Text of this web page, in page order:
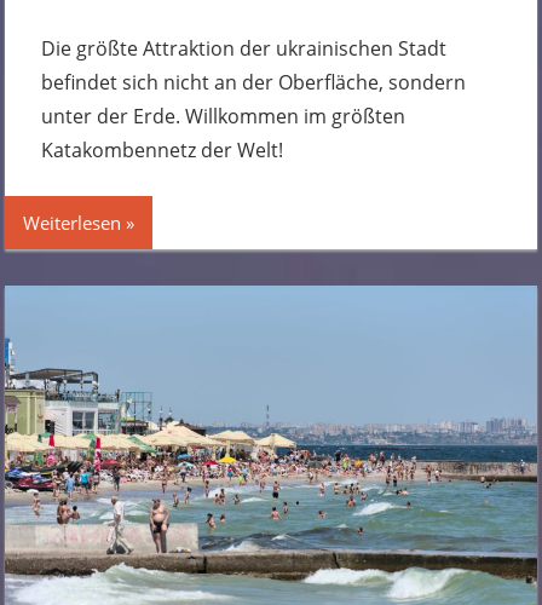
Die größte Attraktion der ukrainischen Stadt
befindet sich nicht an der Oberfläche, sondern
unter der Erde. Willkommen im größten
Katakombennetz der Welt!
Weiterlesen